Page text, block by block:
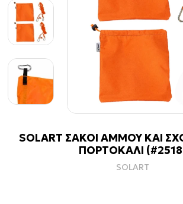
SOLART ΣΑΚΟΙ ΑΜΜΟΥ ΚΑΙ
ΠΟΡΤΟΚΑΛΙ
SOLART